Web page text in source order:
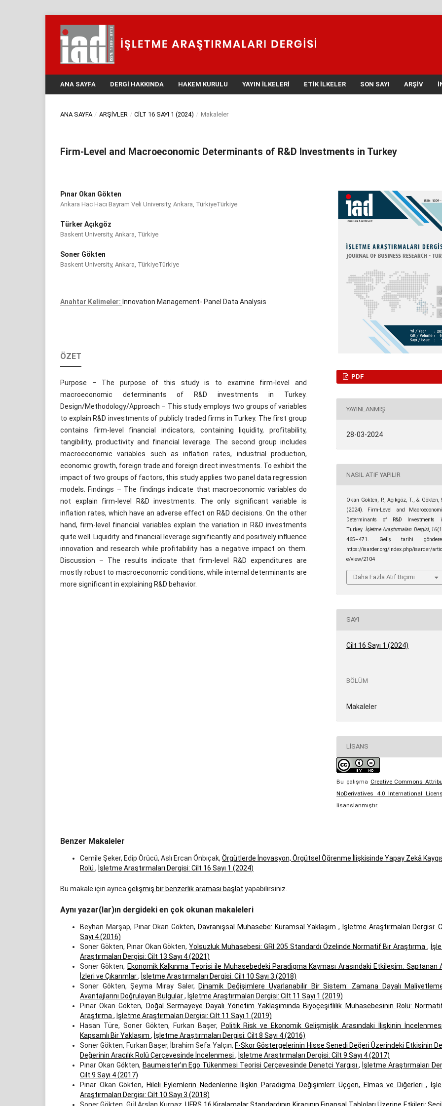
ANA SAYFA DERGI HAKKINDA HAKEM KURULU YAYIN İLKELERI ETIK İLKELER SON SAYI ARŞIV
ANA SAYFA / ARŞIVLER / CILT 16 SAYI 1 (2024) / Makaleler
Firm-Level and Macroeconomic Determinants of R&D Investments in Turkey
Pınar Okan Gökten
Ankara Hac Hacı Bayram Veli University, Ankara, TürkiyeTürkiye
Türker Açıkgöz
Baskent University, Ankara, Türkiye
Soner Gökten
Baskent University, Ankara, TürkiyeTürkiye
Anahtar Kelimeler: Innovation Management- Panel Data Analysis
ÖZET
Purpose – The purpose of this study is to examine firm-level and
macroeconomic determinants of R&D investments in Turkey.
Design/Methodology/Approach – This study employs two groups of variables
to explain R&D investments of publicly traded firms in Turkey. The first group
contains firm-level financial indicators, containing liquidity, profitability,
tangibility, productivity and financial leverage. The second group includes
macroeconomic variables such as inflation rates, industrial production,
economic growth, foreign trade and foreign direct investments. To exhibit the
impact of two groups of factors, this study applies two panel data regression
models. Findings – The findings indicate that macroeconomic variables do
not explain firm-level R&D investments. The only significant variable is
inflation rates, which have an adverse effect on R&D decisions. On the other
hand, firm-level financial variables explain the variation in R&D investments
quite well. Liquidity and financial leverage significantly and positively influence
innovation and research while profitability has a negative impact on them.
Discussion – The results indicate that firm-level R&D expenditures are
mostly robust to macroeconomic conditions, while internal determinants are
more significant in explaining R&D behavior.
PDF
YAYINLANMIŞ
28-03-2024
NASIL ATIF YAPILIR
Okan Gökten, P., Açıkgöz, T., & Gökten,
(2024). Firm-Level and
Determinants of R&D Investments
Turkey. İşletme Araştırmaları Dergisi, 16
465–471. Geliş tarihi
https://isarder.org/index.php/isarder/articl
e/view/2104
Daha Fazla Atıf Biçimi
SAYI
Cilt 16 Sayı 1 (2024)
BÖLÜM
Makaleler
LISANS
Bu çalışma Creative Commons
NoDerivatives 4.0 International
lisanslanmıştır.
Benzer Makaleler
Cemile Şeker, Edip Örücü, Aslı Ercan Önbıçak, Örgütlerde İnovasyon, Örgütsel Öğrenme İlişkisinde Yapay Zekâ
Rolü , İşletme Araştırmaları Dergisi: Cilt 16 Sayı 1 (2024)
Bu makale için ayrıca gelişmiş bir benzerlik araması başlat yapabilirsiniz.
Aynı yazar(lar)ın dergideki en çok okunan makaleleri
Beyhan Marşap, Pınar Okan Gökten, Davranışsal Muhasebe: Kuramsal Yaklaşım, İşletme Araştırmaları Dergisi:
Sayı 4 (2016)
Soner Gökten, Pınar Okan Gökten,Yolsuzluk Muhasebesi: GRI 205 Standardı Özelinde Normatif Bir Araştırma,
Araştırmaları Dergisi: Cilt 13 Sayı 4 (2021)
Soner Gökten, Ekonomik Kalkınma Teorisi ile Muhasebedeki Paradigma Kayması Arasındaki Etkileşim: Saptanan
İzleri ve Çıkarımlar, İşletme Araştırmaları Dergisi: Cilt 10 Sayı 3 (2018)
Soner Gökten, Şeyma Miray Saler, Dinamik Değişimlere Uyarlanabilir Bir Sistem: Zamana Dayalı
Avantajlarını Doğrulayan Bulgular, İşletme Araştırmaları Dergisi: Cilt 11 Sayı 1 (2019)
Pınar Okan Gökten,
Doğal Sermayeye Dayalı Yönetim Yaklaşımında Biyoçeşitlilik Muhasebesinin Rolü:
Araştırma , İşletme Araştırmaları Dergisi: Cilt 11 Sayı 1 (2019)
Hasan Türe, Soner Gökten, Furkan Başer,
Politik Risk ve Ekonomik Gelişmişlik Arasındaki İlişkinin
Kapsamlı Bir Yaklaşım , İşletme Araştırmaları Dergisi: Cilt 8 Sayı 4 (2016)
Soner Gökten, Furkan Başer, İbrahim Sefa Yalçın, F-Skor Göstergelerinin Hisse Senedi Değeri Üzerindeki Etkisinin
Değerinin Aracılık Rolü Çerçevesinde İncelenmesi , İşletme Araştırmaları Dergisi: Cilt 9 Sayı 4 (2017)
Pınar Okan Gökten, Baumeister’ın Ego Tükenmesi Teorisi Çerçevesinde Denetçi Yargısı, İşletme Araştırmaları
Cilt 9 Sayı 4 (2017)
Pınar Okan Gökten,
Hileli Eylemlerin Nedenlerine İlişkin Paradigma Değişimleri: Üçgen, Elmas ve Diğerleri,
Araştırmaları Dergisi: Cilt 10 Sayı 3 (2018)